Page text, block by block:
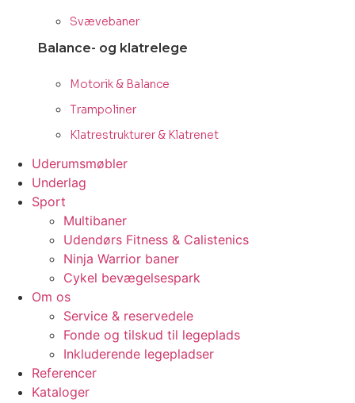
Svævebaner
Balance- og klatrelege
Motorik & Balance
Trampoliner
Klatrestrukturer & Klatrenet
Uderumsmøbler
Underlag
Sport
Multibaner
Udendørs Fitness & Calistenics
Ninja Warrior baner
Cykel bevægelsespark
Om os
Service & reservedele
Fonde og tilskud til legeplads
Inkluderende legepladser
Referencer
Kataloger